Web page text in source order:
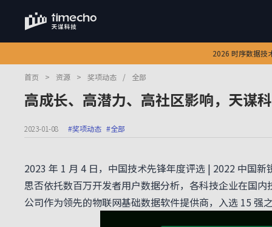
2026 时序数据技
首页 > 资源 > 奖项动态 / 全部
高成长、高潜力、高社区影响，天谋
2023-01-08 #奖项动态 #全部
2023 年 1 月 4 日，中国技术先锋年度评选 | 2022 中国
思否依托数百万开发者用户数据分析，各科技企业在国
公司作为领先的物联网基础数据软件提供商，入选 15 强